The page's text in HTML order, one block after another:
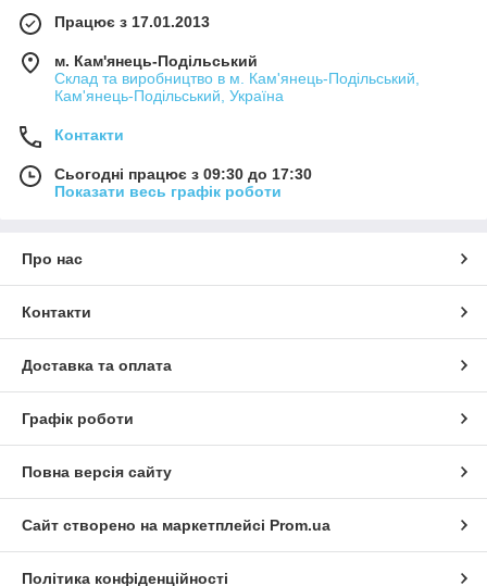
Працює з 17.01.2013
м. Кам'янець-Подільський
Склад та виробництво в м. Кам'янець-Подільський,
Кам'янець-Подільський, Україна
Контакти
Сьогодні працює з 09:30 до 17:30
Показати весь графік роботи
Про нас
Контакти
Доставка та оплата
Графік роботи
Повна версія сайту
Сайт створено на маркетплейсі Prom.ua
Політика конфіденційності